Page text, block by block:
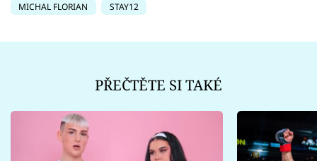
MICHAL FLORIAN
STAY12
PŘEČTĚTE SI TAKÉ